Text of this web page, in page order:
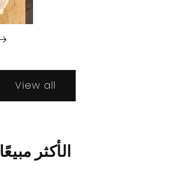
View all
الأكثر مبيعًا